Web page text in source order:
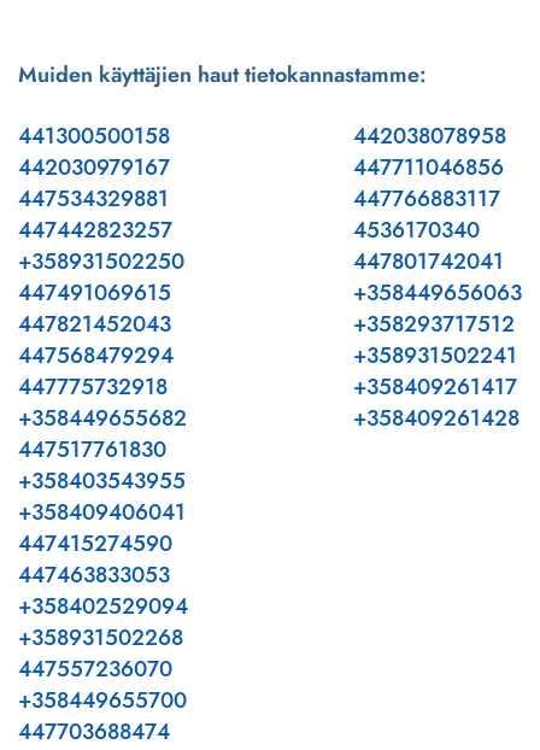
Muiden käyttäjien haut tietokannastamme:
441300500158
442030979167
447534329881
447442823257
+358931502250
447491069615
447821452043
447568479294
447775732918
+358449655682
442038078958
447711046856
447766883117
4536170340
447801742041
+358449656063
+358293717512
+358931502241
+358409261417
+358409261428
447517761830
+358403543955
+358409406041
447415274590
447463833053
+358402529094
+358931502268
447557236070
+358449655700
447703688474